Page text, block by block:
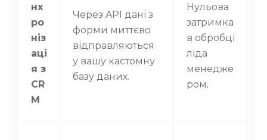
нх
ро
ніз
аці
я з
CR
M
Через API дані з
форми миттєво
відправляються
у вашу кастомну
базу даних.
Нульова
затримка
в обробці
ліда
менедже
ром.